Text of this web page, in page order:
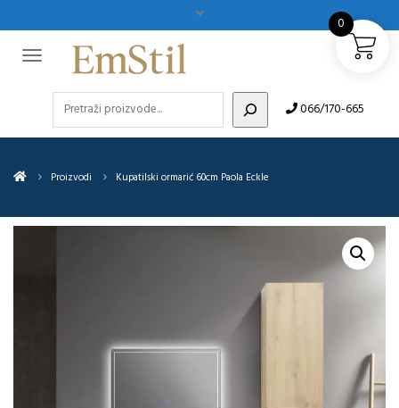
066/170-665
Proizvodi Kupatilski ormarić 60cm Paola Eckle
0